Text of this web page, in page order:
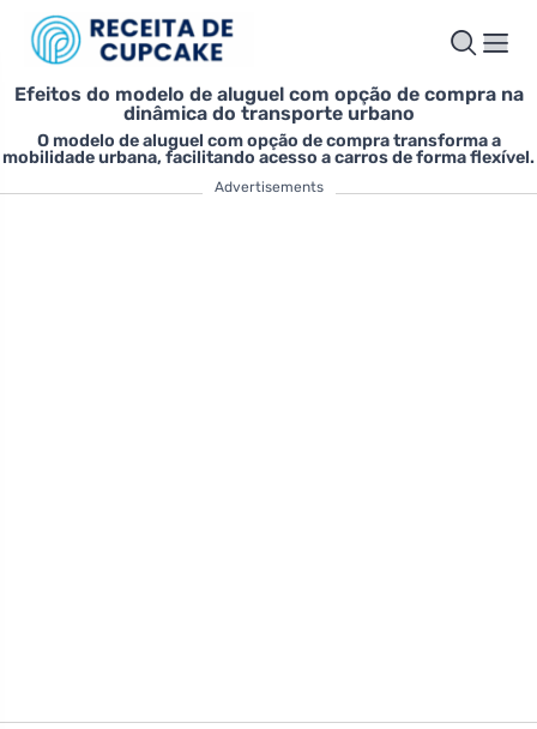
Efeitos do modelo de aluguel com opção de compra na
dinâmica do transporte urbano
O modelo de aluguel com opção de compra transforma a
mobilidade urbana, facilitando acesso a carros de forma flexível.
Advertisements